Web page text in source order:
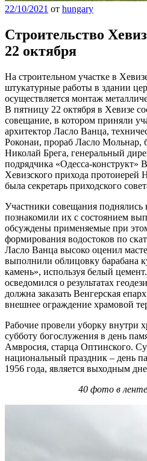
22/10/2021 от hungary
Строительство
22 октября
На строительном участке в
штукатурные работы в здании
осуществляется монтаж
В пятницу 22 октября в Хевизе
совещание, в котором приняли
архитектор Ласло Ванца,
Роконаи, прораб Ласло Мольнар,
Николай Брега, генеральный
подрядчика «Одесса-конструкт»
Хевизского прихода
была секретарь приходского
Участники совещания
познакомили их с состоянием
обсуждены применяемые при
формирования водостоков по
Ласло Ванца высоко оценил
выполнили облицовку барабана
камень», используя белый
осведомился о результатах
должна заказать Венгерская
внешнее ограждение храмовой
Рабочие провели уборку внутри
субботу богослужения в день
Амвросия, старца Оптинского.
национальный праздник – день
1956 года, является выходным
40 фото в